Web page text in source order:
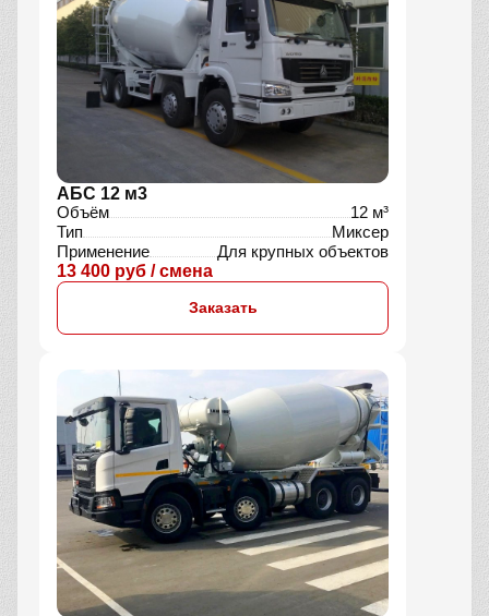
АБС 12 м3
Объём
12 м³
Тип
Миксер
Применение
Для крупных объектов
13 400 руб / смена
Заказать